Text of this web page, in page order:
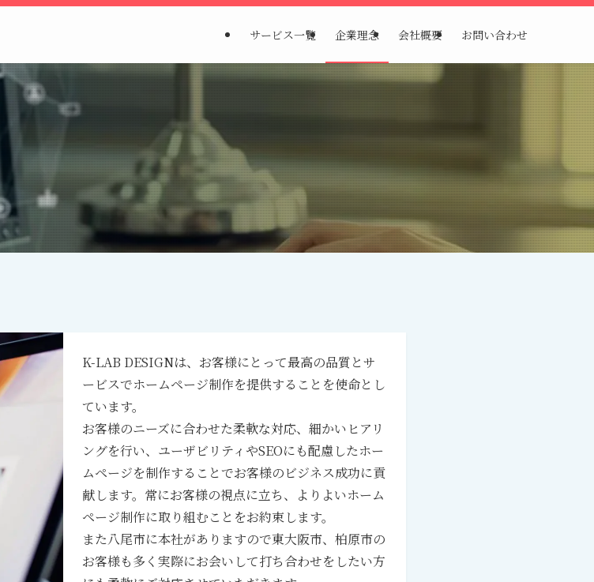
サービス一覧 企業理念 会社概要 お問い合わせ
K-LAB DESIGNは、お客様にとって最高の品質とサ
ービスでホームページ制作を提供することを使命とし
ています。
お客様のニーズに合わせた柔軟な対応、細かいヒアリ
ングを行い、ユーザビリティやSEOにも配慮したホー
ムページを制作することでお客様のビジネス成功に貢
献します。常にお客様の視点に立ち、よりよいホーム
ページ制作に取り組むことをお約束します。
また八尾市に本社がありますので東大阪市、柏原市の
お客様も多く実際にお会いして打ち合わせをしたい方